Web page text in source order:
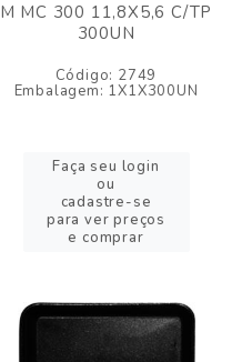
M MC 300 11,8X5,6 C/TP
300UN
Código: 2749
Embalagem: 1X1X300UN
Faça seu login
ou
cadastre-se
para ver preços
e comprar